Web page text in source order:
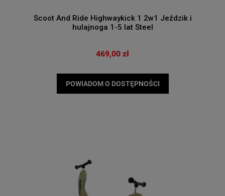
Scoot And Ride Highwaykick 1 2w1 Jeździk i
hulajnoga 1-5 lat Steel
469,00 zł
POWIADOM O DOSTĘPNOŚCI